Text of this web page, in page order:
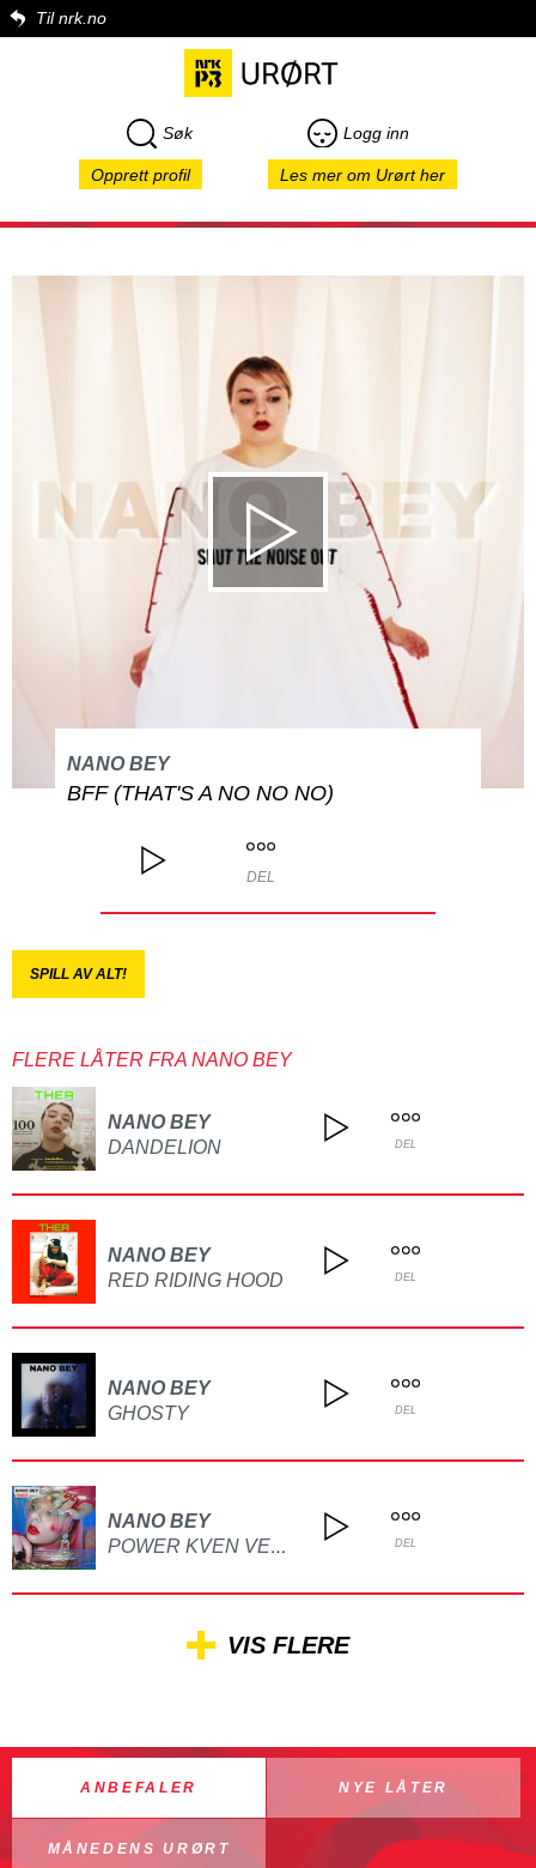
Til nrk.no
Søk Logg inn
Opprett profil Les mer om Urørt her
NANO BEY
BFF (THAT'S A NO NO NO)
DEL
SPILL AV ALT!
FLERE LÅTER FRA NANO BEY
NANO BEY
DANDELION
DEL
NANO BEY
RED RIDING HOOD
DEL
NANO BEY
GHOSTY
DEL
NANO BEY
POWER KVEN VERSION DEL
VIS FLERE
ANBEFALER NYE LÅTER
MÅNEDENS URØRT